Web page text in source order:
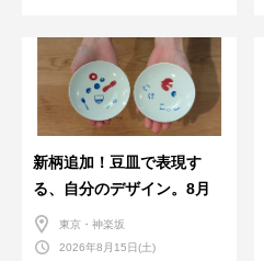
新柄追加！豆皿で表現す
る、自分のデザイン。8月
東京・神楽坂
2026年8月15日(土)